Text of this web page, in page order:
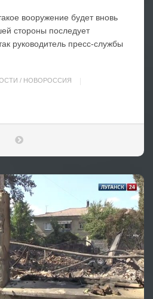
вооружение будет вновь
стороны последует
руководитель пресс-службы
/ НОВОРОССИЯ